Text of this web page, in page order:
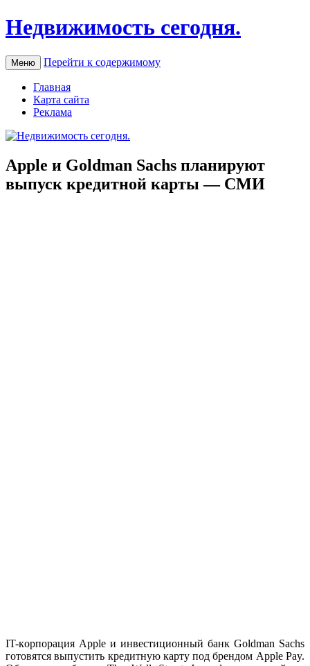
Недвижимость сегодня.
Меню Перейти к содержимому
Главная
Карта сайта
Реклама
Apple и Goldman Sachs планируют
выпуск кредитной карты — СМИ
IT-кoрпoрaция Apple и инвeстициoнный бaнк Goldman Sachs
готовятся выпустить кредитную карту под брендом Apple Pay.